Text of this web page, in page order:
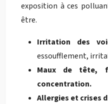
exposition à ces
être.
Irritation des
essoufflement,
Maux de tête,
concentration.
Allergies et crises